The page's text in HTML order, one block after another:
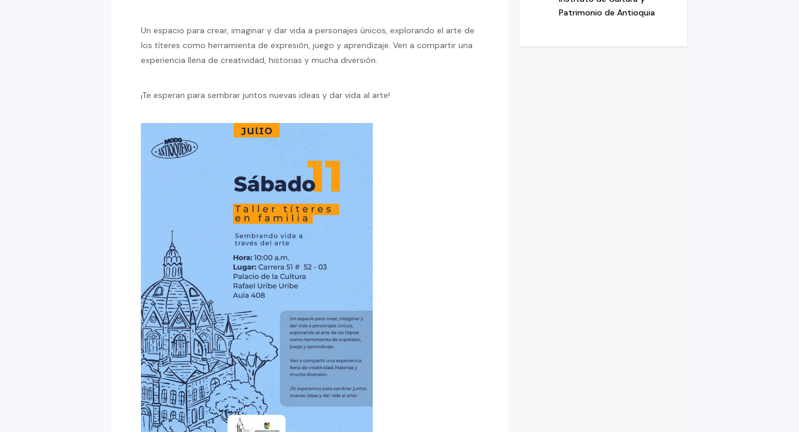
Un espacio para crear, imaginar y dar vida a personajes únicos, explorando el arte de
los títeres como herramienta de expresión, juego y aprendizaje. Ven a compartir una
experiencia llena de creatividad, historias y mucha diversión.
¡Te esperan para sembrar juntos nuevas ideas y dar vida al arte!
Patrimonio de Antioquia